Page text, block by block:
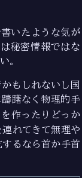
いたような気が
秘密情報ではな
。
もしれないし国
躇なく物理的手
作ったりどっか
れてきて無理や
るなら首か手首